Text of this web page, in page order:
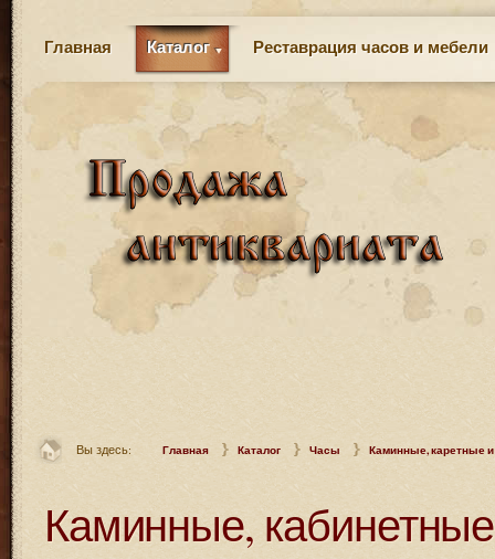
Главная Каталог Реставрация часов и мебели
Вы здесь: Главная Каталог Часы Каминные, каретные
Каминные,